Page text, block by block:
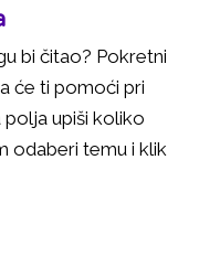
bi čitao? Pokretni
će ti pomoći pri
polja upiši koliko
odaberi temu i klik